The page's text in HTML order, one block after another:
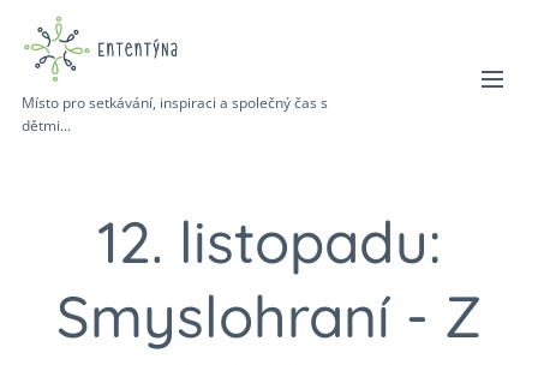
Místo pro setkávání, inspiraci a společný čas s
dětmi...
12. listopadu:
Smyslohraní - Z